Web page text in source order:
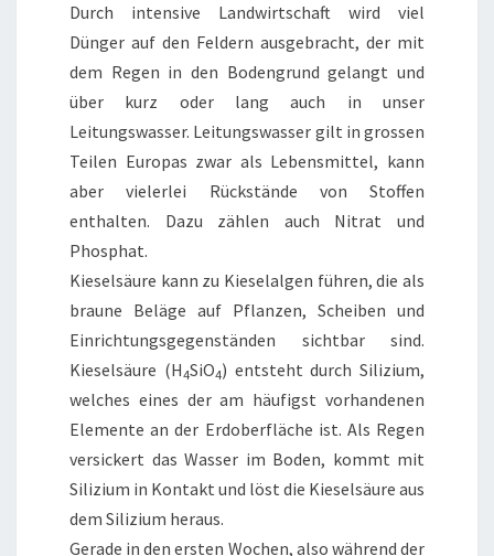
Durch intensive Landwirtschaft wird viel
Dünger auf den Feldern ausgebracht, der mit
dem Regen in den Bodengrund gelangt und
über kurz oder lang auch in unser
Leitungswasser. Leitungswasser gilt in grossen
Teilen Europas zwar als Lebensmittel, kann
aber vielerlei Rückstände von Stoffen
enthalten. Dazu zählen auch Nitrat und
Phosphat.
Kieselsäure kann zu Kieselalgen führen, die als
braune Beläge auf Pflanzen, Scheiben und
Einrichtungsgegenständen sichtbar sind.
Kieselsäure (H4SiO4) entsteht durch Silizium,
welches eines der am häufigst vorhandenen
Elemente an der Erdoberfläche ist. Als Regen
versickert das Wasser im Boden, kommt mit
Silizium in Kontakt und löst die Kieselsäure aus
dem Silizium heraus.
Gerade in den ersten Wochen, also während der